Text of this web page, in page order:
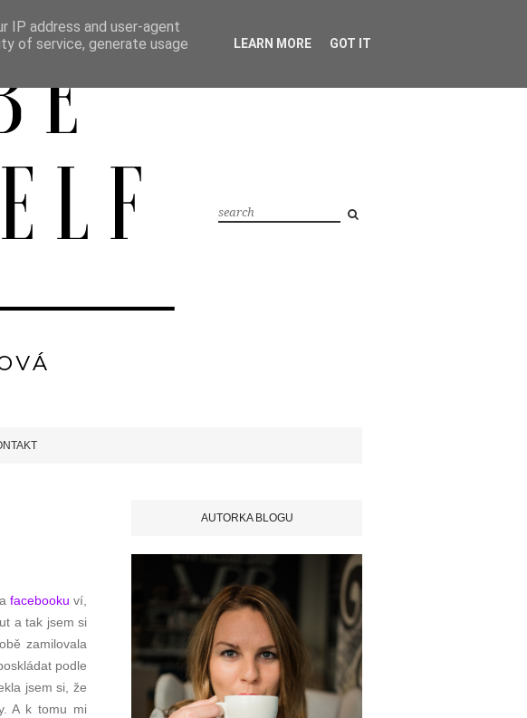
facebookuví,
a tak jsem si
zamilovala
podle
jsem si, že
A k tomu mi
AUTORKA BLOGU
IP address and user-agent
of service, generate usage
LEARN MORE GOT IT